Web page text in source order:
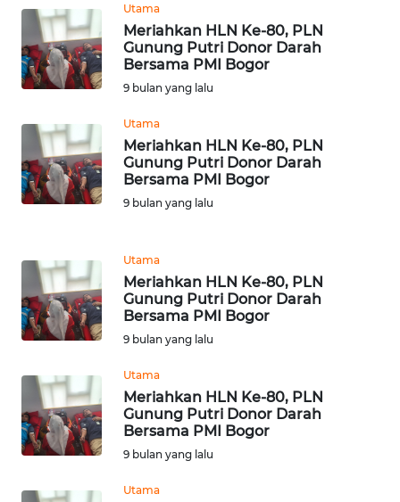
Utama
Meriahkan HLN Ke-80, PLN
Gunung Putri Donor Darah
Bersama PMI Bogor
9 bulan yang lalu
Utama
Meriahkan HLN Ke-80, PLN
Gunung Putri Donor Darah
Bersama PMI Bogor
9 bulan yang lalu
Utama
Meriahkan HLN Ke-80, PLN
Gunung Putri Donor Darah
Bersama PMI Bogor
9 bulan yang lalu
Utama
Meriahkan HLN Ke-80, PLN
Gunung Putri Donor Darah
Bersama PMI Bogor
9 bulan yang lalu
Utama
INFO
IKLAN
TENTANG
PEDOMAN
MEDIA
SIBER
KARIR
DISCLAIMER
Wahana
Regional
WN